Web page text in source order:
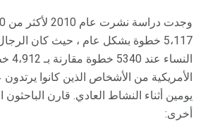
5،117 خطوة بشكل عام ، حيث كان
الأمريكية من الأشخاص الذين كانوا
يومين أثناء النشاط العادي. قارن
أخرى: